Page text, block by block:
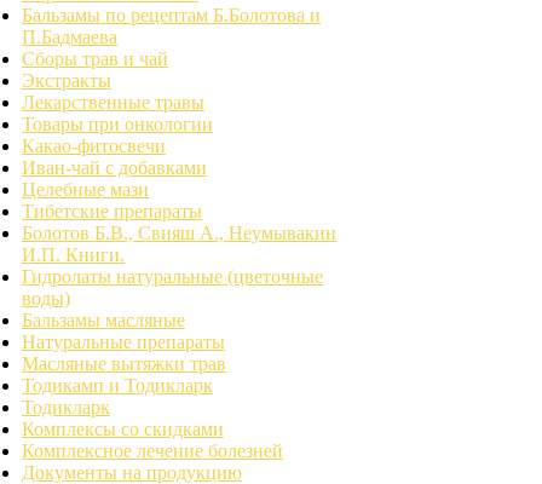
Бальзамы по рецептам Б.Болотова и
П.Бадмаева
Сборы трав и чай
Экстракты
Лекарственные травы
Товары при онкологии
Какао-фитосвечи
Иван-чай с добавками
Целебные мази
Тибетские препараты
Болотов Б.В., Свияш А., Неумывакин
И.П. Книги.
Гидролаты натуральные (цветочные
воды)
Бальзамы масляные
Натуральные препараты
Масляные вытяжки трав
Тодикамп и Тодикларк
Тодикларк
Комплексы со скидками
Комплексное лечение болезней
Документы на продукцию